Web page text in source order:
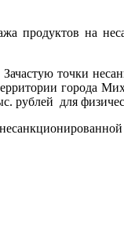
продуктов на
точки
города
рублей для